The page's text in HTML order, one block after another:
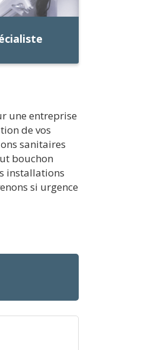
une entreprise
de vos
sanitaires
bouchon
installations
si urgence